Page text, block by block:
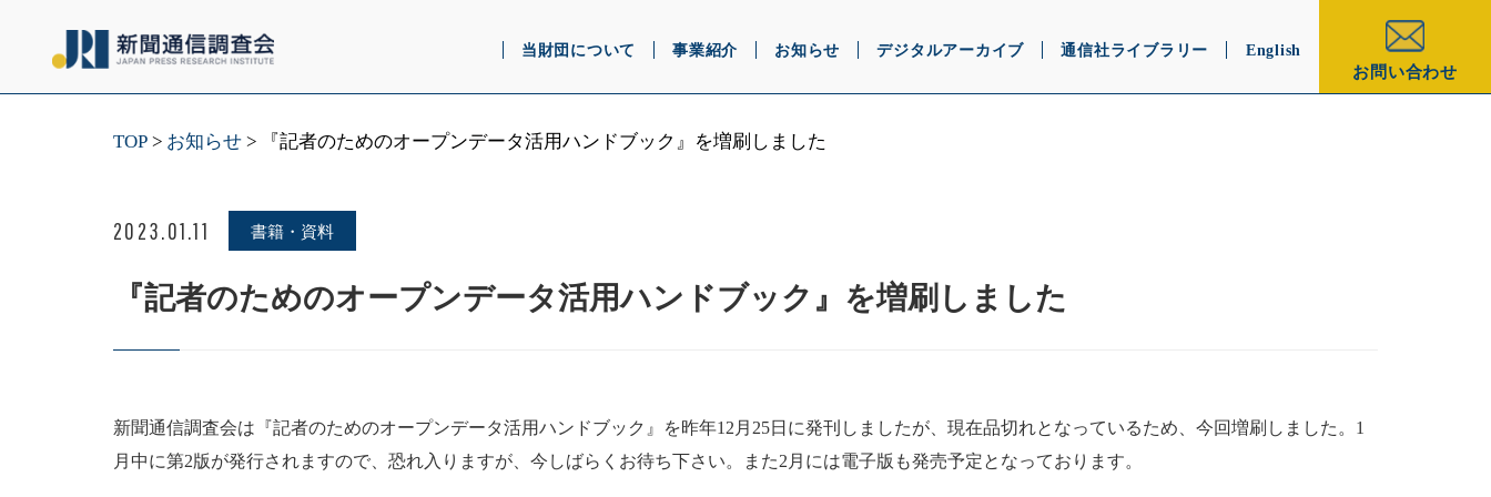
当財団について 事業紹介 お知らせ デジタルアーカイブ 通信社ライブラリー
English
お問い合わせ
TOP お知らせ 『記者のためのオープンデータ活用ハンドブック』を増刷しました
2023.01.11 書籍・資料
『記者のためのオープンデータ活用ハンドブック』を増刷しました
新聞通信調査会は『記者のためのオープンデータ活用ハンドブック』を昨年12月25日に発刊しましたが、現在品切れとなっているため、今回増刷しました。1
月中に第2版が発行されますので、恐れ入りますが、今しばらくお待ち下さい。また2月には電子版も発売予定となっております。